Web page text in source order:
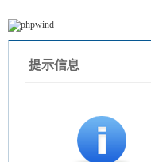
提示信息